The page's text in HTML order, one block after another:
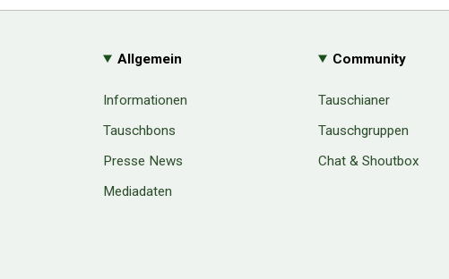
Allgemein
Informationen
Tauschbons
Presse News
Mediadaten
Community
Tauschianer
Tauschgruppen
Chat & Shoutbox